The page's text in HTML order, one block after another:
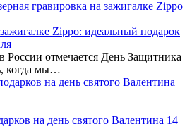
Zippo: идеальный подарок
России отмечается День Защитника
когда мы…
на день святого Валентина 14